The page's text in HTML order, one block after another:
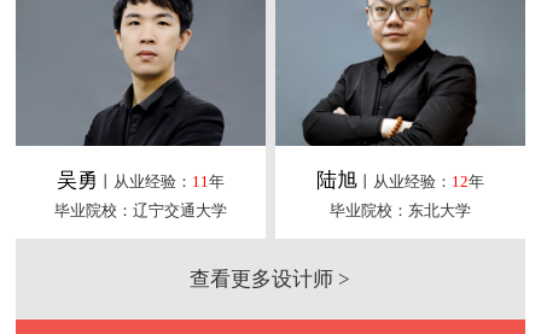
吴勇 丨从业经验： 11年
毕业院校：辽宁交通大学
陆旭丨从业经验： 12年
毕业院校：东北大学
查看更多设计师 >